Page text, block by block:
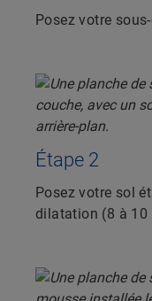
Posez votre
Étape 2
Posez votre sol
dilatation (8 à 10